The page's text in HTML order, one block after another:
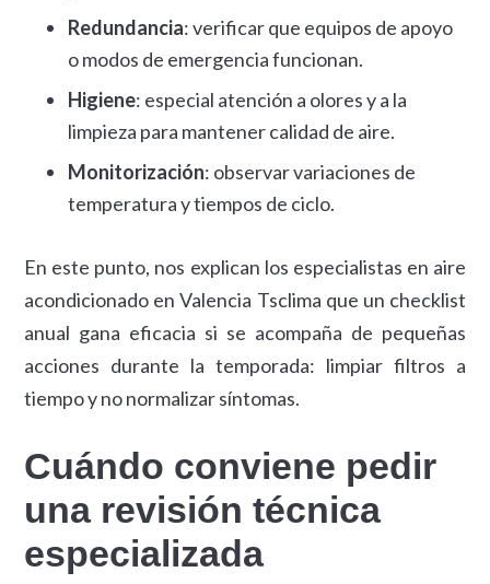
Redundancia: verificar que equipos de apoyo
o modos de emergencia funcionan.
Higiene: especial atención a olores y a la
limpieza para mantener calidad de aire.
Monitorización: observar variaciones de
temperatura y tiempos de ciclo.
En este punto, nos explican los especialistas en aire
acondicionado en Valencia Tsclima que un checklist
anual gana eficacia si se acompaña de pequeñas
acciones durante la temporada: limpiar filtros a
tiempo y no normalizar síntomas.
Cuándo conviene pedir
una revisión técnica
especializada